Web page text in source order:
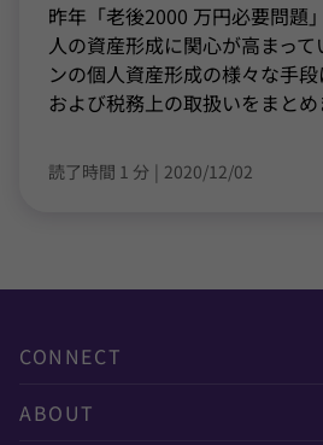
昨年「老後2000 万円必要問題
人の資産形成に関心が高まっ
ンの個人資産形成の様々な手
および税務上の取扱いをまとめ
読了時間 1 分 | 2020/12/02
CONNECT
お問い合わせ
ABOUT